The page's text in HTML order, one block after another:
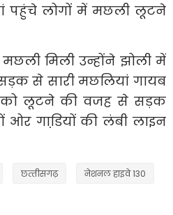
पहुंचे लोगों में मछली लूटने
मिली उन्होंने झोली में
से सारी मछलियां गायब
को लूटने की वजह से सड़क
ओर गाडि़यों की लंबी लाइन
छत्‍तीसगढ़ नेशनल हाइवे 130